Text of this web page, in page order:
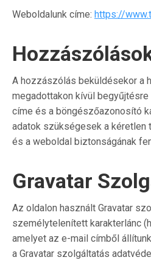
Weboldalunk címe: https://
A hozzászólás beküldésekor a
megadottakon kívül
címe és a böngészőazonosító
adatok szükségesek a kéretlen
és a weboldal biztonságának
Gravatar
Az oldalon használt Gravatar
személytelenített karakterlánc
amelyet az e-mail címből
a Gravatar szolgáltatás